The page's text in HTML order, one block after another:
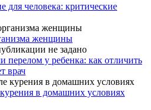
для человека: критические
женщины
перелом у ребенка: как отличить
врач
в домашних условиях